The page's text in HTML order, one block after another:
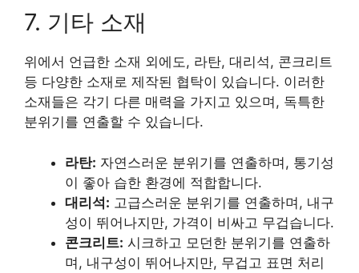
7. 기타 소재
위에서 언급한 소재 외에도, 라탄, 대리석, 콘크리트
등 다양한 소재로 제작된 협탁이 있습니다. 이러한
소재들은 각기 다른 매력을 가지고 있으며, 독특한
분위기를 연출할 수 있습니다.
라탄: 자연스러운 분위기를 연출하며, 통기성
이 좋아 습한 환경에 적합합니다.
대리석: 고급스러운 분위기를 연출하며, 내구
성이 뛰어나지만, 가격이 비싸고 무겁습니다.
콘크리트: 시크하고 모던한 분위기를 연출하
며, 내구성이 뛰어나지만, 무겁고 표면 처리